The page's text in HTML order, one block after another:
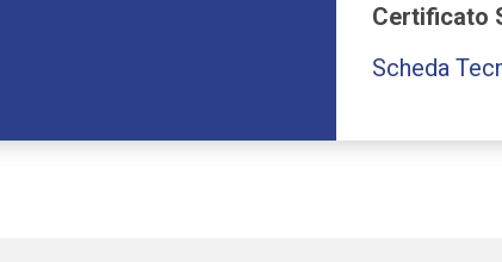
Certificato
Scheda